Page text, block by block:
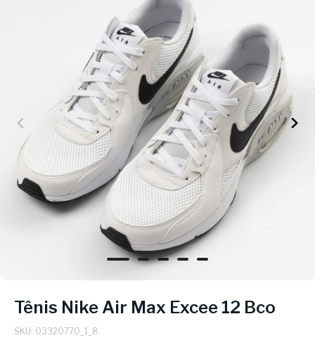
Tênis Nike Air Max Excee 12 Bco
SKU: 03320770_1_8